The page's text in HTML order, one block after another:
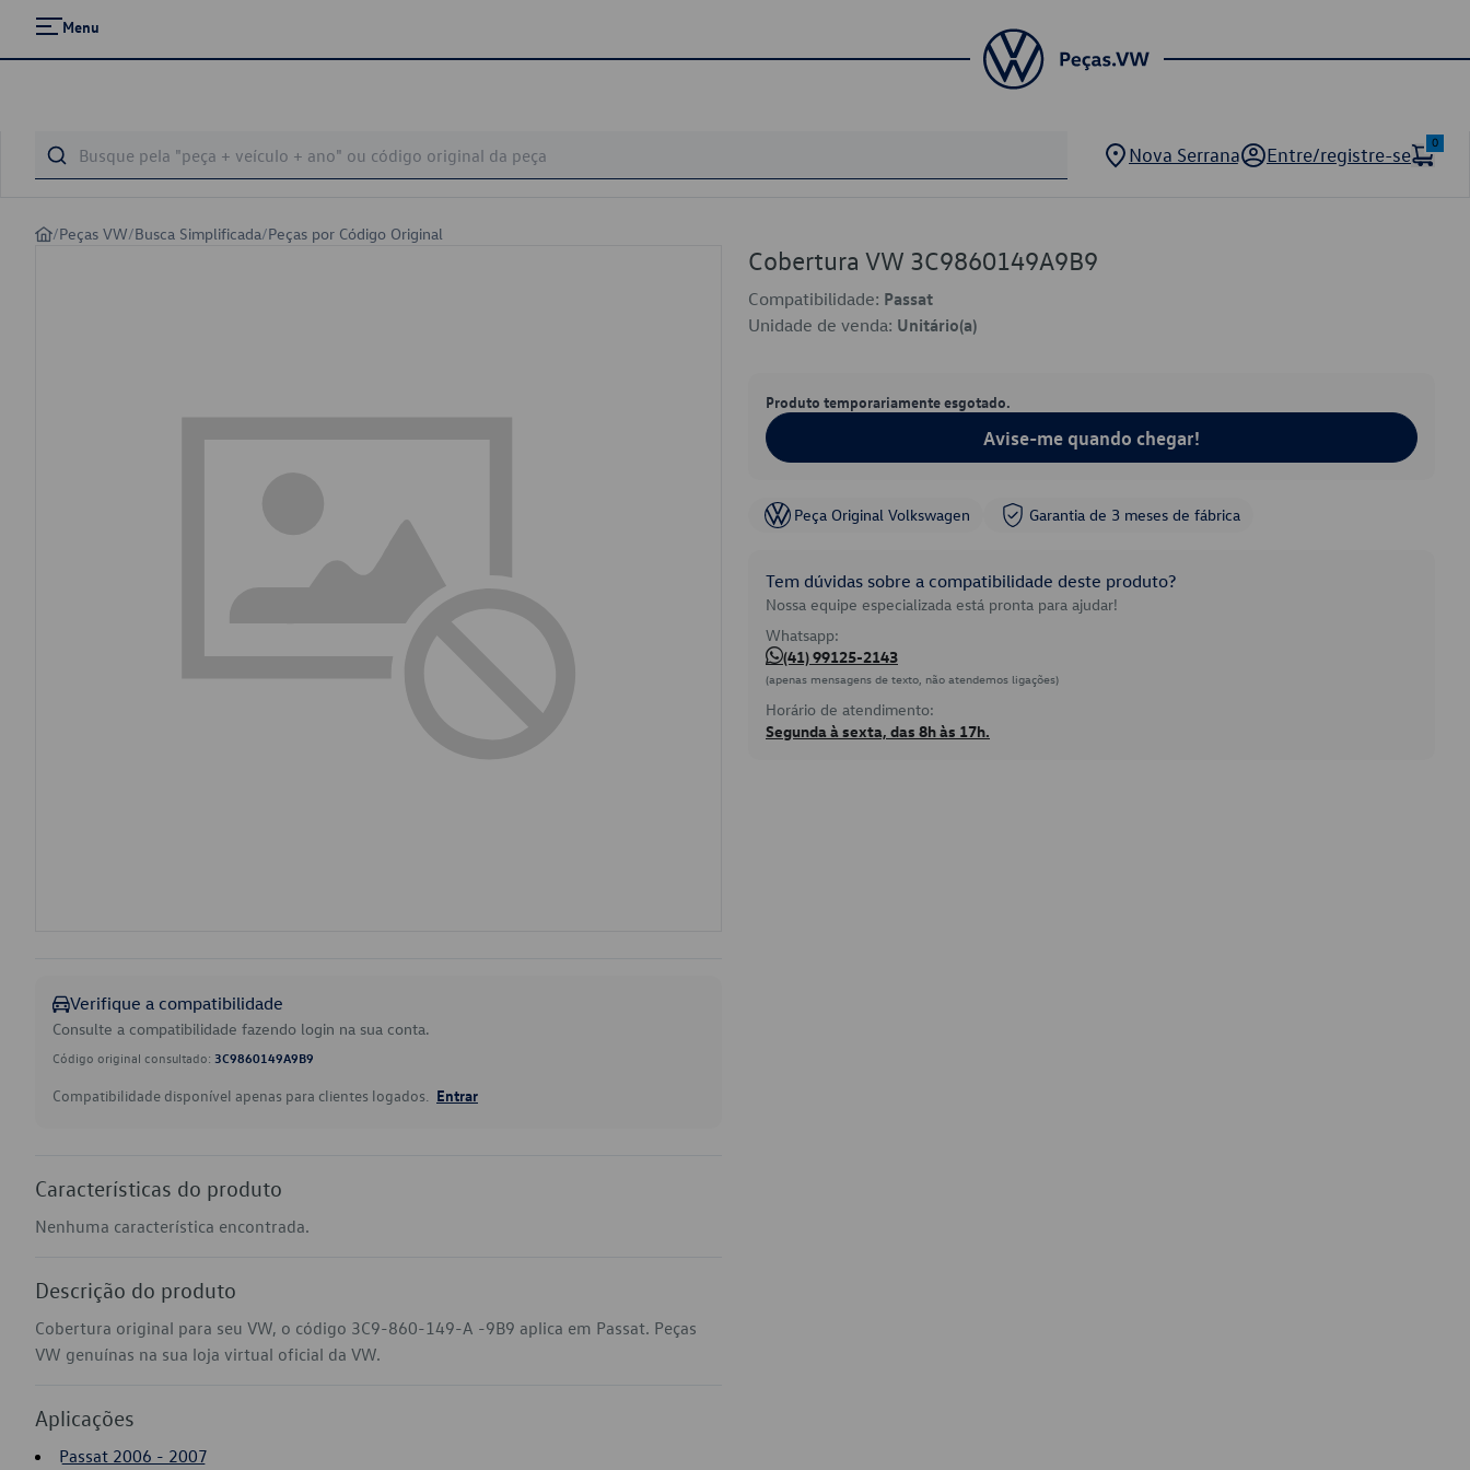
Menu
Nova Serrana Entre/registre-se
0
/Peças VW/Busca Simplificada/Peças por Código Original
Verifique a compatibilidade
Consulte a compatibilidade fazendo login na sua conta.
Código original consultado: 3C9860149A9B9
Compatibilidade disponível apenas para clientes logados. Entrar
Características do produto
Nenhuma característica encontrada.
Descrição do produto
Cobertura original para seu VW, o código 3C9-860-149-A -9B9 aplica em Passat. Peças
VW genuínas na sua loja virtual oficial da VW.
Aplicações
Passat 2006 - 2007
Cobertura VW 3C9860149A9B9
Compatibilidade: Passat
Unidade de venda: Unitário(a)
Produto temporariamente esgotado.
Avise-me quando chegar!
Peça Original Volkswagen Garantia de 3 meses de fábrica
Tem dúvidas sobre a compatibilidade deste produto?
Nossa equipe especializada está pronta para ajudar!
Whatsapp:
(41) 99125-2143
(apenas mensagens de texto, não atendemos ligações)
Horário de atendimento:
Segunda à sexta, das 8h às 17h.